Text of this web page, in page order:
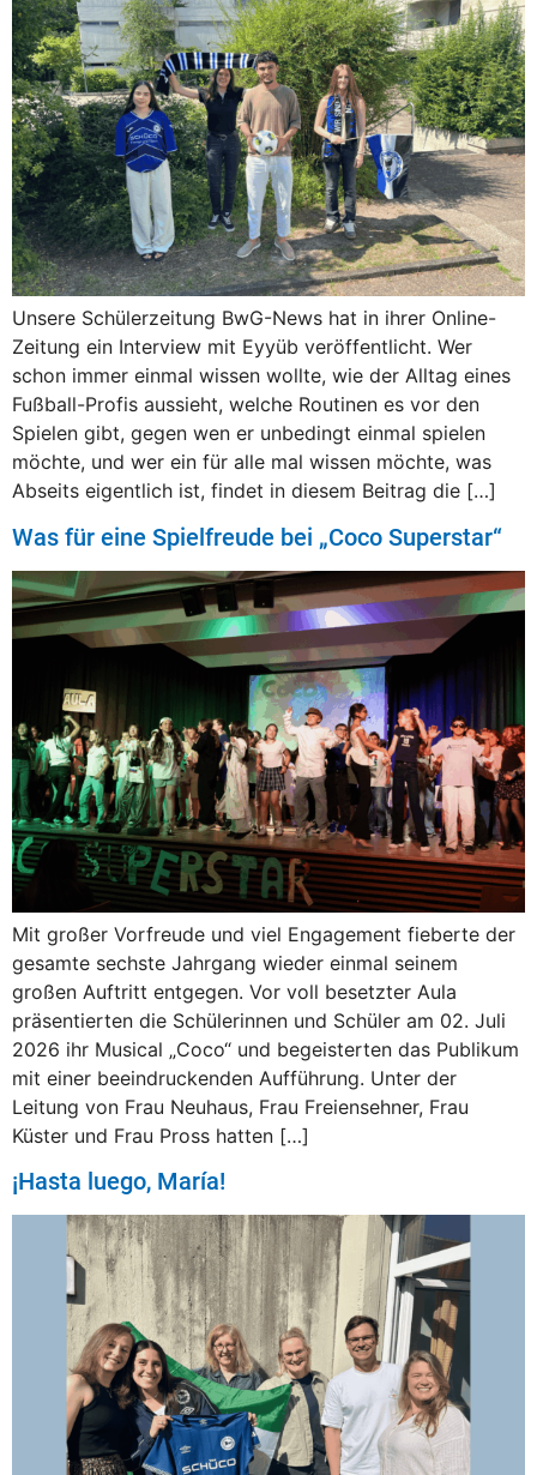
Unsere Schülerzeitung BwG-News hat in ihrer Online-
Zeitung ein Interview mit Eyyüb veröffentlicht. Wer
schon immer einmal wissen wollte, wie der Alltag eines
Fußball-Profis aussieht, welche Routinen es vor den
Spielen gibt, gegen wen er unbedingt einmal spielen
möchte, und wer ein für alle mal wissen möchte, was
Abseits eigentlich ist, findet in diesem Beitrag die […]
Was für eine Spielfreude bei „Coco Superstar“
Mit großer Vorfreude und viel Engagement fieberte der
gesamte sechste Jahrgang wieder einmal seinem
großen Auftritt entgegen. Vor voll besetzter Aula
präsentierten die Schülerinnen und Schüler am 02. Juli
2026 ihr Musical „Coco“ und begeisterten das Publikum
mit einer beeindruckenden Aufführung. Unter der
Leitung von Frau Neuhaus, Frau Freiensehner, Frau
Küster und Frau Pross hatten […]
¡Hasta luego, María!